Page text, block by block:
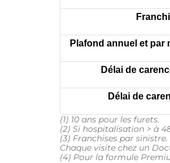
Plafond annuel et par
Délai de
Délai de
(1) 10 ans pour les furets.
(2) Si hospitalisation > à
(3) Franchises par
Chaque visite chez un
(4) Pour la formule